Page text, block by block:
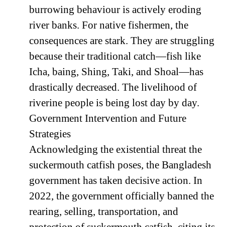
burrowing behaviour is actively eroding
river banks. For native fishermen, the
consequences are stark. They are struggling
because their traditional catch—fish like
Icha, baing, Shing, Taki, and Shoal—has
drastically decreased. The livelihood of
riverine people is being lost day by day.
Government Intervention and Future
Strategies
Acknowledging the existential threat the
suckermouth catfish poses, the Bangladesh
government has taken decisive action. In
2022, the government officially banned the
rearing, selling, transportation, and